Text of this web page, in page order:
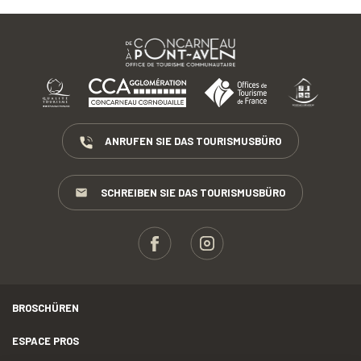
ANRUFEN SIE DAS TOURISMUSBÜRO
SCHREIBEN SIE DAS TOURISMUSBÜRO
BROSCHÜREN
ESPACE PROS